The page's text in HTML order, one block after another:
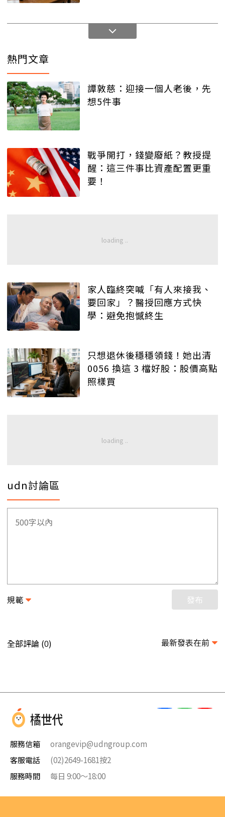
熱門文章
譚敦慈：迎接一個人老後，先
想5件事
戰爭開打，錢變廢紙？教授提
醒：這三件事比資產配置更重
要！
家人臨終突喊「有人來接我、
要回家」？醫授回應方式快
學：避免抱憾終生
只想退休後穩穩領錢！她出清
0056 換這 3 檔好股：股價高點
照樣買
udn討論區
規範 發布
全部評論 (0) 最新發表在前
服務信箱
orangevip@udngroup.com
客服電話
(02)2649-1681按2
服務時間
每日 9:00～18:00